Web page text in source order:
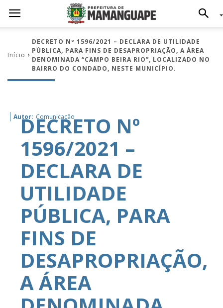
Início
DECRETO Nº 1596/2021 – DECLARA DE UTILIDADE
PÚBLICA, PARA FINS DE DESAPROPRIAÇÃO, A ÁREA
DENOMINADA “CAMPO BEIRA RIO”, LOCALIZADO NO
BAIRRO DO CONDADO, NESTE MUNICÍPIO.
Autor: Comunicação
DECRETO Nº
1596/2021 –
DECLARA DE
UTILIDADE
PÚBLICA, PARA
FINS DE
DESAPROPRIAÇÃO,
A ÁREA